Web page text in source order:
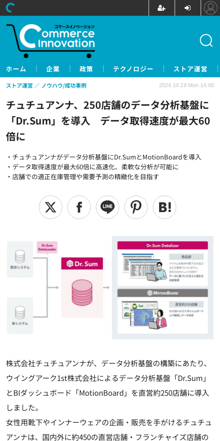
ホーム 企業 政策 テクノロジー ストア運営
チュチュアンナ、250店舗のデータ分析基盤に
「Dr.Sum」を導入 データ取得速度が最大60
倍に
・チュチュアンナがデータ分析基盤にDr.SumとMotionBoardを導入
・データ取得速度が最大60倍に高速化、柔軟な分析が可能に
・店舗での適正在庫管理や需要予測の精緻化を目指す
ストア運営 ノウハウ/成功事例 2024.10.28 Mon 14:00
株式会社チュチュアンナが、データ分析基盤の構築にあたり、
ウイングアーク1st株式会社によるデータ分析基盤「Dr.Sum」
とBIダッシュボード「MotionBoard」を直営約250店舗に導入
しました。
女性用靴下やインナーウェアの企画・販売を手がけるチュチュ
アンナは、国内外に約450の直営店舗・フランチャイズ店舗の